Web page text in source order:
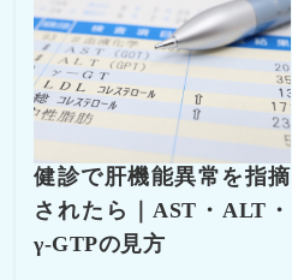
健診で肝機能異常を指摘
されたら｜AST・ALT・
γ-GTPの見方